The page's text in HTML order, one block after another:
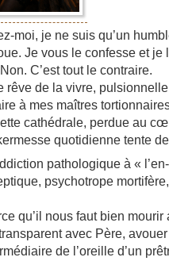
moi, je ne suis qu’un
Je vous le confesse et
C’est tout le contraire.
rêve de la vivre,
à mes maîtres
cathédrale, perdue au
quotidienne tente de
pathologique à «
psychotrope
qu’il nous faut bien
avec Père,
de l’oreille d’un